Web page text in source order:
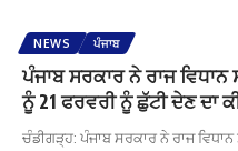
NEWS ਪੰਜਾਬ
ਪੰਜਾਬ ਸਰਕਾਰ ਨੇ ਰਾਜ ਵਿਧਾਨ
ਨੂੰ 21 ਫਰਵਰੀ ਨੂੰ ਛੁੱਟੀ ਦੇਣ ਦਾ
ਚੰਡੀਗੜ੍ਹ: ਪੰਜਾਬ ਸਰਕਾਰ ਨੇ ਰਾਜ